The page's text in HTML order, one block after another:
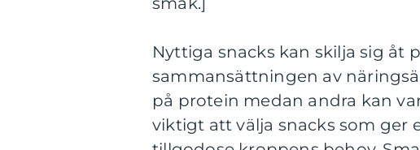
Nyttiga snacks kan skilja sig åt
sammansättningen av
på protein medan andra kan
viktigt att välja snacks som ger